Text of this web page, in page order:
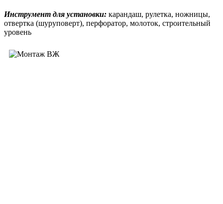
Инструмент для установки: карандаш, рулетка, ножницы,
отвертка (шуруповерт), перфоратор, молоток, строительный
уровень